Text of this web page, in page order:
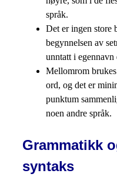
språk.
Det er ingen store
begynnelsen av
unntatt i egennavn
Mellomrom
ord, og det er
punktum
noen andre språk.
Grammatikk
syntaks